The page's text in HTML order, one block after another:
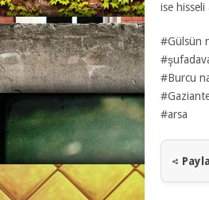
ise
#Gülsün
#Burcu
#arsa